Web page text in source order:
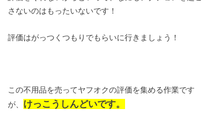
さないのはもったいないです！
評価はがっつくつもりでもらいに行きましょう！
この不用品を売ってヤフオクの評価を集める作業です
が、 けっこうしんどいです。